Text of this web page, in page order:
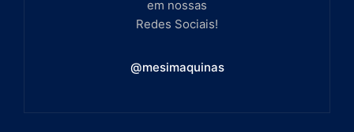
em nossas
Redes Sociais!
@mesimaquinas